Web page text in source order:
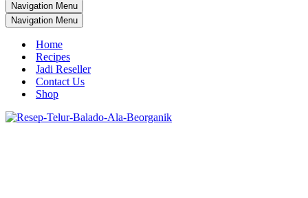
Navigation Menu
Navigation Menu
Home
Recipes
Jadi Reseller
Contact Us
Shop